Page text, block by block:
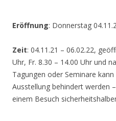
Eröffnung: Donnerstag
Zeit: 04.11.21 – 06.02.22,
Uhr, Fr. 8.30 – 14.00 Uhr und
Tagungen oder Seminare
Ausstellung behindert werden
einem Besuch